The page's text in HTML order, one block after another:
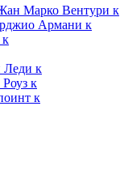
Марко Вентури к
Армани к
Леди к
к
к